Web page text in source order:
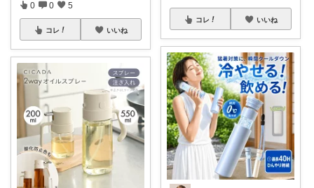
0 0 5
コレ いいね
コレ いいね